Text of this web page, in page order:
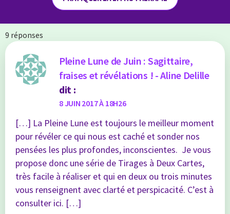
9 réponses
Pleine Lune de Juin : Sagittaire,
fraises et révélations ! - Aline Delille
dit :
8 JUIN 2017 À 18H26
[…] La Pleine Lune est toujours le meilleur moment
pour révéler ce qui nous est caché et sonder nos
pensées les plus profondes, inconscientes. Je vous
propose donc une série de Tirages à Deux Cartes,
très facile à réaliser et qui en deux ou trois minutes
vous renseignent avec clarté et perspicacité. C’est à
consulter ici. […]